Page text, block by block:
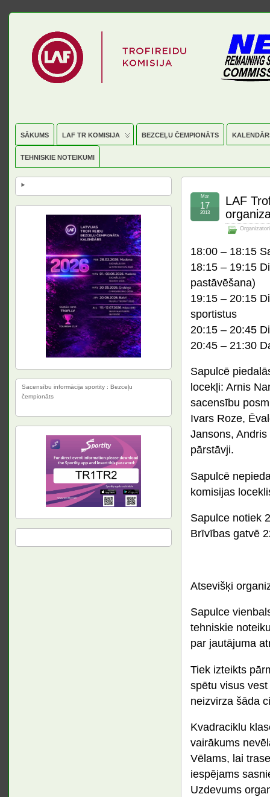
SĀKUMS LAF TR KOMISIJA BEZCEĻU ČEMPIONĀTS
TEHNISKIE NOTEIKUMI
LAF
Mar
17
2013
18:00 – 18:15
18:15 – 19:15
pastāvēšana)
19:15 – 20:15
sportistus
20:15 – 20:45
20:45 – 21:30
Sapulcē
locekļi: Arnis
sacensību
Ivars Roze,
Jansons,
pārstāvji.
Sapulcē
komisijas
Sapulce notiek
Brīvības gatvē
Atsevišķi
Sapulce
tehniskie
par jautājuma
Tiek izteikts
spētu visus
neizvirza šāda
Kvadraciklu
vairākums
Vēlams, lai
iespējams
Uzdevums
Sacensību informācija sportity : Bezceļu
čempionāts